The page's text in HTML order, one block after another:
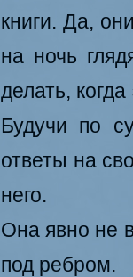
книги. Да,
на ночь
делать,
Будучи по
ответы на
него.
Она явно не
под ребром.